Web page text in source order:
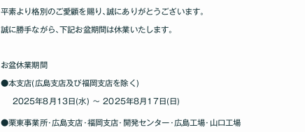
平素より格別のご愛顧を賜り､誠にありがとうございます｡
誠に勝手ながら､下記お盆期間は休業いたします｡
お盆休業期間
●本支店(広島支店及び福岡支店を除く)
2025年8月13日(水) ～ 2025年8月17日(日)
●栗東事業所･広島支店･福岡支店･開発センター･広島工場･山口工場